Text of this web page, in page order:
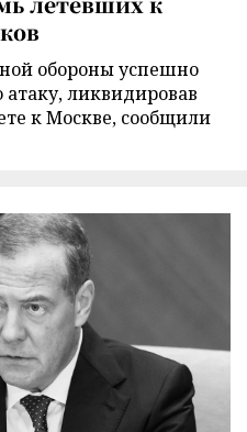
обороны успешно
ликвидировав
к Москве, сообщили